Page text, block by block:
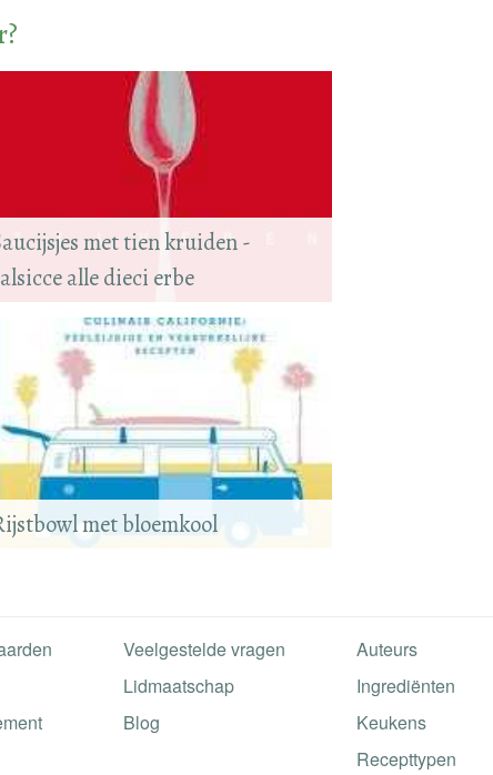
met tien kruiden -
alle dieci erbe
met bloemkool
Veelgestelde vragen
Lidmaatschap
Blog
Auteurs
Ingrediënten
Keukens
Recepttypen